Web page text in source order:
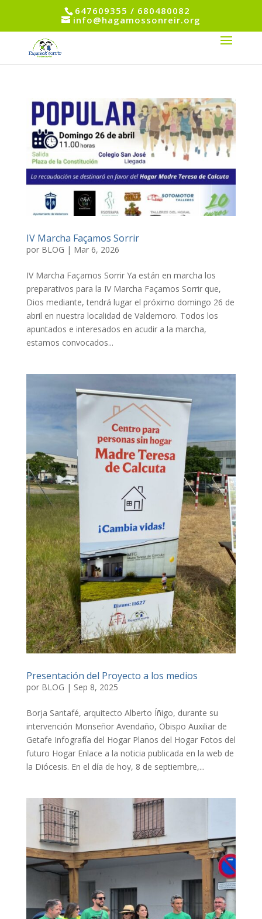
647609355 / 680480082
info@hagamossonreir.org
IV Marcha Façamos Sorrir
por BLOG | Mar 6, 2026
IV Marcha Façamos Sorrir Ya están en marcha los
preparativos para la IV Marcha Façamos Sorrir que,
Dios mediante, tendrá lugar el próximo domingo 26 de
abril en nuestra localidad de Valdemoro. Todos los
apuntados e interesados en acudir a la marcha,
estamos convocados...
Presentación del Proyecto a los medios
por BLOG | Sep 8, 2025
Borja Santafé, arquitecto Alberto Íñigo, durante su
intervención Monseñor Avendaño, Obispo Auxiliar de
Getafe Infografía del Hogar Planos del Hogar Fotos del
futuro Hogar Enlace a la noticia publicada en la web de
la Diócesis. En el día de hoy, 8 de septiembre,...